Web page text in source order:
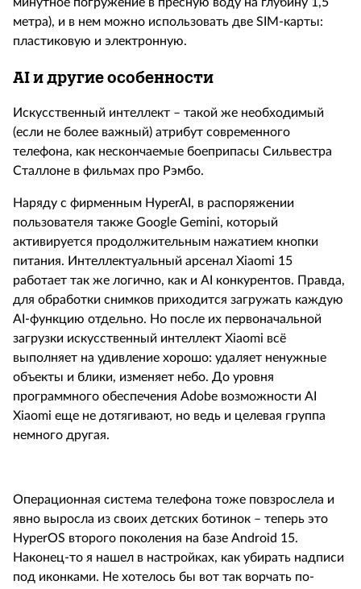
метра), и в нем можно использовать две SIM -карты:
пластиковую и электронную.
AIи другие особенности
Искусственный интеллект – такой же необходимый
(если не более важный) атрибут современного
телефона, как нескончаемые боеприпасы Сильвестра
Сталлоне в фильмах про Рэмбо.
Наряду с фирменным HyperAI , в распоряжении
пользователя также Google Gemini, который
активируется продолжительным нажатием кнопки
питания. Интеллектуальный арсенал Xiaomi 15
работает так же логично, как и AI конкурентов. Правда,
для обработки снимков приходится загружать каждую
AI -функцию отдельно. Но после их первоначальной
загрузки искусственный интеллект Xiaomi всё
выполняет на удивление хорошо: удаляет ненужные
объекты и блики, изменяет небо. До уровня
программного обеспечения Adobe возможности AI
Xiaomi еще не дотягивают, но ведь и целевая группа
немного другая.
Операционная система телефона тоже повзрослела и
явно выросла из своих детских ботинок – теперь это
HyperOS второго поколения на базе Android 15.
Наконец-то я нашел в настройках, как убирать надписи
под иконками. Не хотелось бы вот так ворчать по-